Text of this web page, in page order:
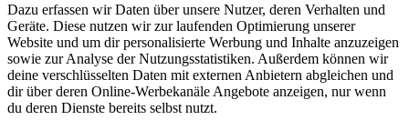
Dazu erfassen wir Daten über unsere Nutzer, deren Verhalten und
Geräte. Diese nutzen wir zur laufenden Optimierung unserer
Website und um dir personalisierte Werbung und Inhalte anzuzeigen
sowie zur Analyse der Nutzungsstatistiken. Außerdem können wir
deine verschlüsselten Daten mit externen Anbietern abgleichen und
dir über deren Online-Werbekanäle Angebote anzeigen, nur wenn
du deren Dienste bereits selbst nutzt.